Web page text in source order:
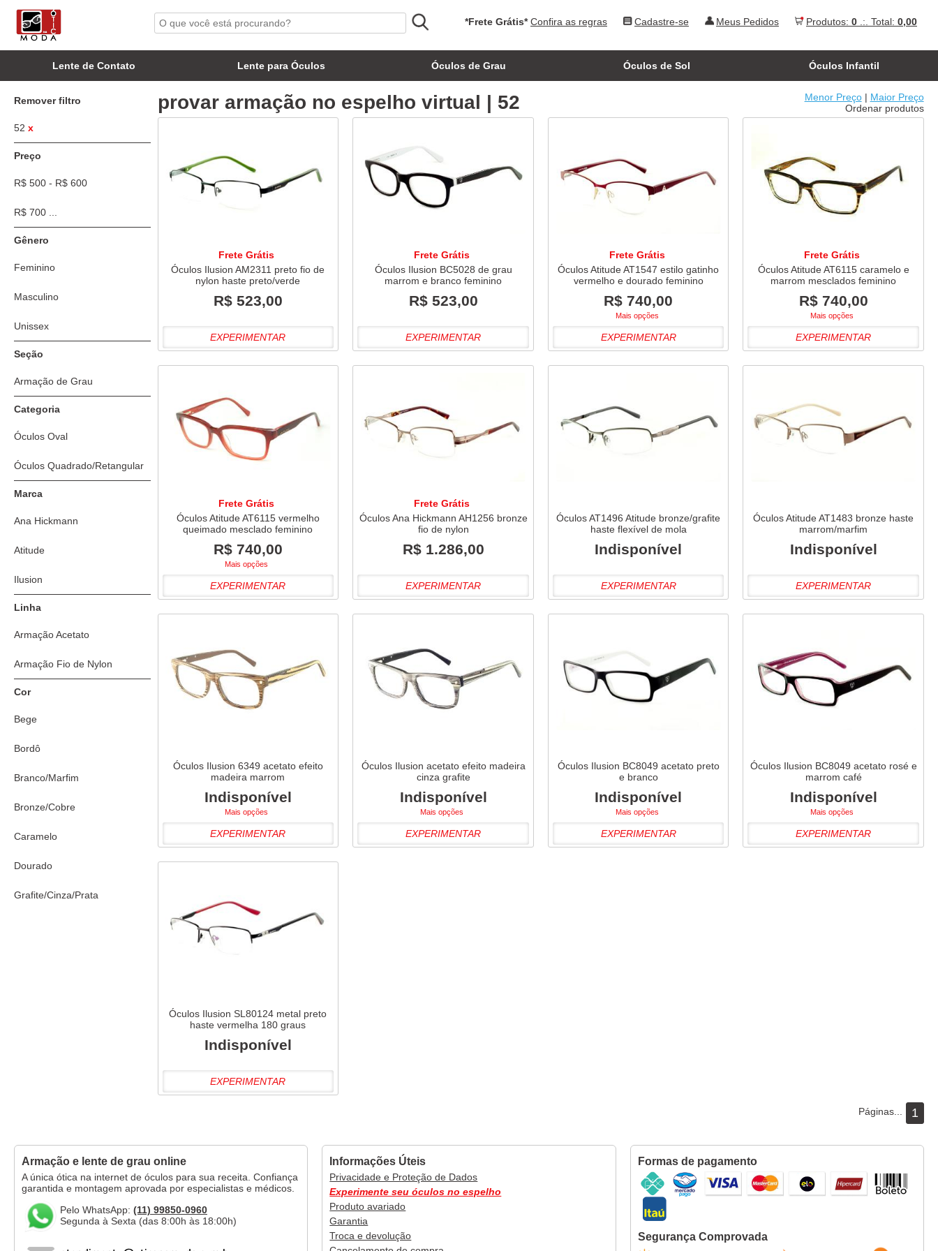
Produtos: 0 .:. Total: 0,00
Meus Pedidos
Cadastre-se
*Frete Grátis* Confira as regras
Lente de Contato Lente para Óculos Óculos de Grau Óculos de Sol Óculos Infantil
Remover filtro
52 x
Preço
R$ 500 - R$ 600
R$ 700 ...
Gênero
Feminino
Masculino
Unissex
Seção
Armação de Grau
Categoria
Óculos Oval
Óculos Quadrado/Retangular
Marca
Ana Hickmann
Atitude
Ilusion
Linha
Armação Acetato
Armação Fio de Nylon
Cor
Bege
Bordô
Branco/Marfim
Bronze/Cobre
Caramelo
Dourado
Grafite/Cinza/Prata
provar armação no espelho virtual | 52 Menor Preço| Maior Preço
Ordenar produtos
Frete Grátis
Óculos Ilusion AM2311 preto fio de
nylon haste preto/verde
R$ 523,00
EXPERIMENTAR
Frete Grátis
Óculos Ilusion BC5028 de grau
marrom e branco feminino
R$ 523,00
EXPERIMENTAR
Frete Grátis
Óculos Atitude AT1547 estilo gatinho
vermelho e dourado feminino
R$ 740,00
Mais opções
EXPERIMENTAR
Frete Grátis
Óculos Atitude AT6115 caramelo e
marrom mesclados feminino
R$ 740,00
Mais opções
EXPERIMENTAR
Frete Grátis
Óculos Atitude AT6115 vermelho
queimado mesclado feminino
R$ 740,00
Mais opções
EXPERIMENTAR
Frete Grátis
Óculos Ana Hickmann AH1256 bronze
fio de nylon
R$ 1.286,00
EXPERIMENTAR
Óculos AT1496 Atitude bronze/grafite
haste flexível de mola
Indisponível
EXPERIMENTAR
Óculos Atitude AT1483 bronze haste
marrom/marfim
Indisponível
EXPERIMENTAR
Óculos Ilusion 6349 acetato efeito
madeira marrom
Indisponível
Mais opções
EXPERIMENTAR
Óculos Ilusion acetato efeito madeira
cinza grafite
Indisponível
Mais opções
EXPERIMENTAR
Óculos Ilusion BC8049 acetato preto
e branco
Indisponível
Mais opções
EXPERIMENTAR
Óculos Ilusion BC8049 acetato rosé e
marrom café
Indisponível
Mais opções
EXPERIMENTAR
Óculos Ilusion SL80124 metal preto
haste vermelha 180 graus
Indisponível
EXPERIMENTAR
Páginas... 1
Armação e lente de grau online
A única ótica na internet de óculos para sua receita. Confiança
garantida e montagem aprovada por especialistas e médicos.
Pelo WhatsApp: (11) 99850-0960
Segunda à Sexta (das 8:00h às 18:00h)
Informações Úteis
Privacidade e Proteção de Dados
Experimente seu óculos no espelho
Produto avariado
Garantia
Troca e devolução
Formas de pagamento
Segurança Comprovada